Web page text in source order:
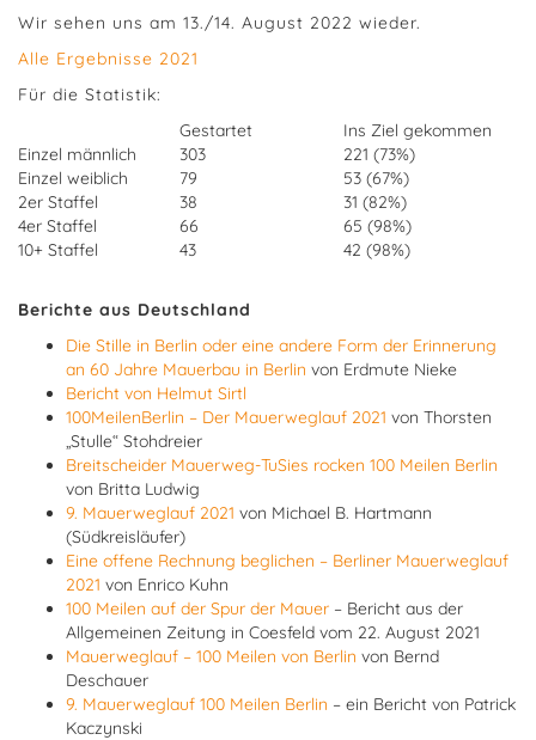
Wir sehen uns am 13./14. August 2022 wieder.
Alle Ergebnisse 2021
Für die Statistik:
Gestartet
Ins Ziel gekommen
Einzel männlich
303
221 (73%)
Einzel weiblich
79
53 (67%)
2er Staffel
38
31 (82%)
4er Staffel
66
65 (98%)
10+ Staffel
43 42 (98%)
Berichte aus Deutschland
Die Stille in Berlin oder eine andere Form der Erinnerung
an 60 Jahre Mauerbau in Berlin von Erdmute Nieke
Bericht von Helmut Sirtl
100MeilenBerlin – Der Mauerweglauf 2021 von Thorsten
„Stulle“ Stohdreier
Breitscheider Mauerweg-TuSies rocken 100 Meilen Berlin
von Britta Ludwig
9. Mauerweglauf 2021 von Michael B. Hartmann
(Südkreisläufer)
Eine offene Rechnung beglichen – Berliner Mauerweglauf
2021 von Enrico Kuhn
100 Meilen auf der Spur der Mauer – Bericht aus der
Allgemeinen Zeitung in Coesfeld vom 22. August 2021
Mauerweglauf – 100 Meilen von Berlin von Bernd
Deschauer
9. Mauerweglauf 100 Meilen Berlin – ein Bericht von Patrick
Kaczynski